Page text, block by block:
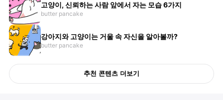
고양이, 신뢰하는 사람 앞에서 자는 모습 6가지
butter pancake
강아지와 고양이는 거울 속 자신을 알아볼까?
butter pancake
추천 콘텐츠 더보기